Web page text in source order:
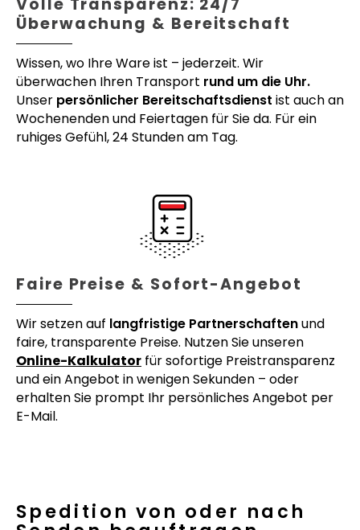
Überwachung & Bereitschaft
Wissen, wo Ihre Ware ist – jederzeit. Wir
überwachen Ihren Transport rund um die Uhr.
Unser persönlicher Bereitschaftsdienst ist auch an
Wochenenden und Feiertagen für Sie da. Für ein
ruhiges Gefühl, 24 Stunden am Tag.
Faire Preise & Sofort-Angebot
Wir setzen auf langfristige Partnerschaftenund
faire, transparente Preise. Nutzen Sie unseren
Online-Kalkulator für sofortige Preistransparenz
und ein Angebot in wenigen Sekunden – oder
erhalten Sie prompt Ihr persönliches Angebot per
E-Mail.
Spedition von oder nach